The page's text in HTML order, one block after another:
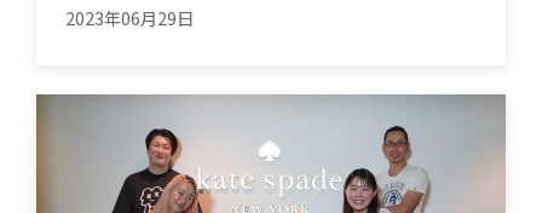
2023年06月29日